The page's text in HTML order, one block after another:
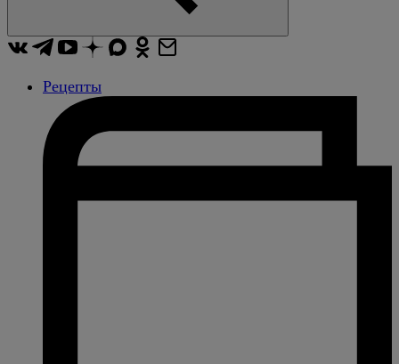
Рецепты